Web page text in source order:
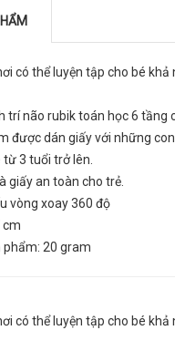
có thể luyện tập cho bé
trí não rubik toán học 6
được dán giấy với những
3 tuổi trở lên.
giấy an toàn cho trẻ.
vòng xoay 360 độ
cm
20 gram
có thể luyện tập cho bé